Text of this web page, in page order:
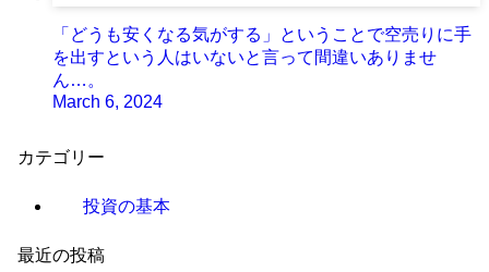
「どうも安くなる気がする」ということで空売りに手
を出すという人はいないと言って間違いありませ
ん…。
March 6, 2024
カテゴリー
投資の基本
最近の投稿